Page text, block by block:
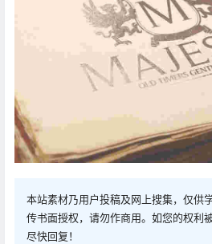
本站素材乃用户投稿及网上搜集，仅供
传书面授权，请勿作商用。如您的权利
尽快回复！